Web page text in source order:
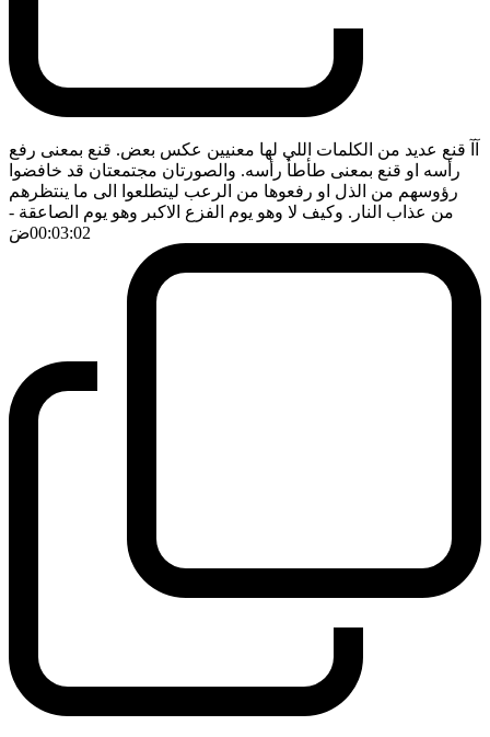
آآ قنع عديد من الكلمات اللي لها معنيين عكس بعض. قنع بمعنى رفع
رأسه او قنع بمعنى طأطأ رأسه. والصورتان مجتمعتان قد خافضوا
رؤوسهم من الذل او رفعوها من الرعب ليتطلعوا الى ما ينتظرهم
من عذاب النار. وكيف لا وهو يوم الفزع الاكبر وهو يوم الصاعقة -
00:03:02ضَ